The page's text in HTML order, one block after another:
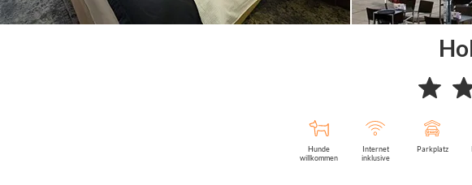
Hunde
willkommen
Internet
inklusive
Parkplatz